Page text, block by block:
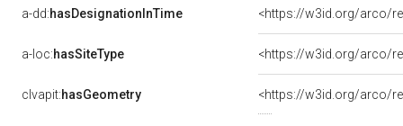
a-dd:hasDesignationInTime <https://w3id.org/arco/
a-loc:hasSiteType <https://w3id.org/arco/
clvapit:hasGeometry <https://w3id.org/arco/